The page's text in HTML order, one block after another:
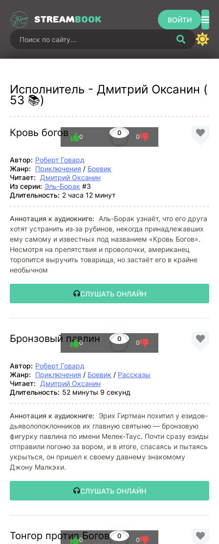
STREAMBOOK ВОЙТИ
Исполнитель - Дмитрий Оксанин (
53 📚)
Кровь богов 0
0 0
Автор: Роберт Говард
Жанр:
Приключения / Боевик
Читает:
Дмитрий Оксанин
Из серии: Эль-Борак #3
Длительность: 2 часа 12 минут
Аннотация к аудиокниге:
Аль-Борак узнаёт, что его друга
хотят устранить из‑за рубинов, некогда принадлежавших
ему самому и известных под названием «Кровь Богов».
Несмотря на препятствия и проволочки, американец
торопится выручить товарища, но застаёт его в крайне
необычном
СЛУШАТЬ ОНЛАЙН
Бронзовый павлин 0
0 0
Автор: Роберт Говард
Жанр:
Приключения / Боевик / Рассказы
Читает:
Дмитрий Оксанин
Длительность: 52 минуты 9 секунд
Аннотация к аудиокниге:
Эрих Гиртман похитил у езидов-
дьяволопоклонников их главную святыню — бронзовую
фигурку павлина по имени Мелек-Таус. Почти сразу езиды
отправили погоню за вором, и в итоге, спасаясь и пытаясь
укрыться, он пришел к своему давнему знакомому
Джону Малкэхи.
СЛУШАТЬ ОНЛАЙН
Тонгор против Богов 0
0 0